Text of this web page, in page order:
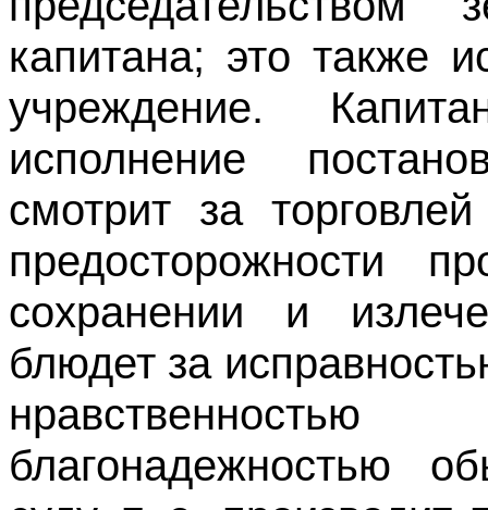
капитана; это также
учреждение.
исполнение
смотрит за
предосторожности
сохранении и
блюдет за
благонадежностью